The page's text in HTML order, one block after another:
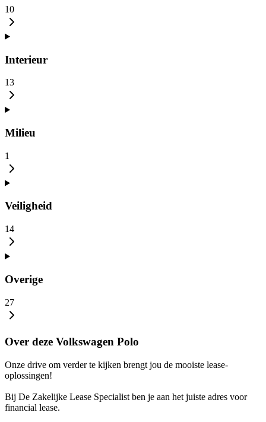
10
Interieur
13
Milieu
1
Veiligheid
14
Overige
27
Over deze Volkswagen Polo
Onze drive om verder te kijken brengt jou de mooiste lease-
oplossingen!
Bij De Zakelijke Lease Specialist ben je aan het juiste adres voor
financial lease.